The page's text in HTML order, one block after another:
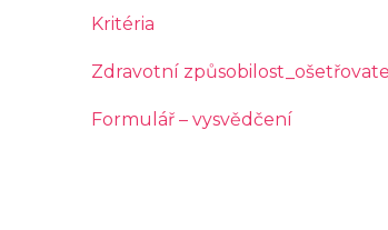
Kritéria
Zdravotní způsobilost_ošetřovatel
Formulář – vysvědčení